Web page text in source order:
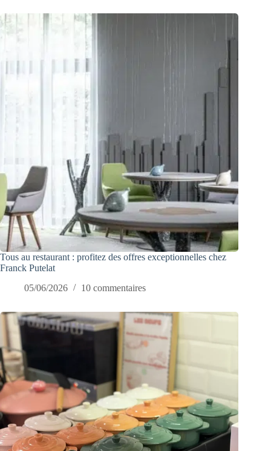
Tous au restaurant : profitez des offres exceptionnelles chez
Franck Putelat
05/06/2026
10 commentaires